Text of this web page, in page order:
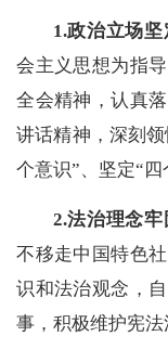
1.政治立场坚
会主义思想为指
全会精神，认真
讲话精神，深刻
个意识”、坚定“四
2.法治理念牢
不移走中国特色
识和法治观念，
事，积极维护宪法